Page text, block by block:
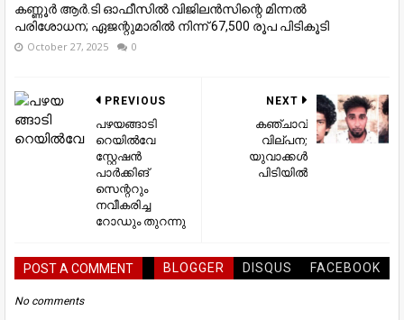
കണ്ണൂര്‍ ആര്‍.ടി ഓഫീസില്‍ വിജിലൻസിന്റെ മിന്നല്‍
പരിശോധന; ഏജന്റുമാരില്‍ നിന്ന് 67,500 രൂപ പിടികൂടി
October 27, 2025 0
NEXT
കഞ്ചാവ്
വില്പന;
യുവാക്കൾ
പിടിയിൽ
PREVIOUS
പഴയങ്ങാടി
റെയിൽവേ
സ്റ്റേഷൻ
പാർക്കിങ്‌
സെന്ററും
നവീകരിച്ച
റോഡും തുറന്നു
POST A COMMENT BLOGGER DISQUS FACEBOOK
No comments